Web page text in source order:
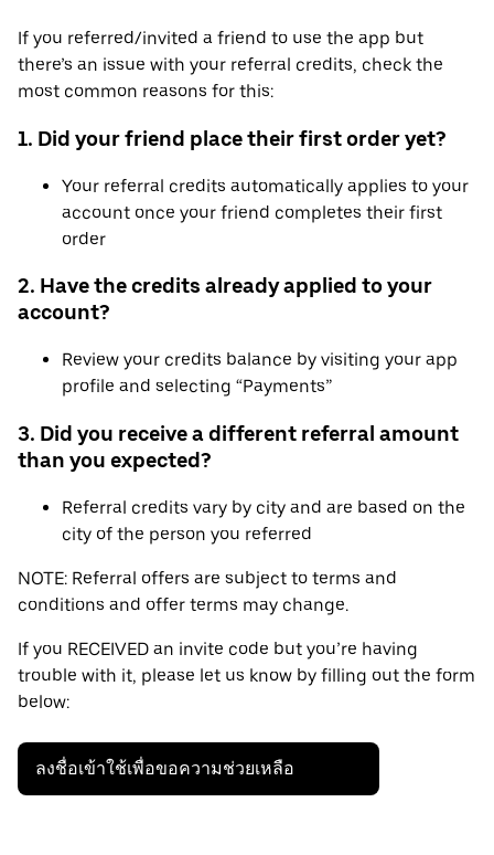
If you referred/invited a friend to use the app but
there’s an issue with your referral credits, check the
most common reasons for this:
1. Did your friend place their first order yet?
Your referral credits automatically applies to your
account once your friend completes their first
order
2. Have the credits already applied to your
account?
Review your credits balance by visiting your app
profile and selecting “Payments”
3. Did you receive a different referral amount
than you expected?
Referral credits vary by city and are based on the
city of the person you referred
NOTE: Referral offers are subject to terms and
conditions and offer terms may change.
If you RECEIVED an invite code but you’re having
trouble with it, please let us know by filling out the form
below:
ลงชื่อเข้าใช้เพื่อขอความช่วยเหลือ